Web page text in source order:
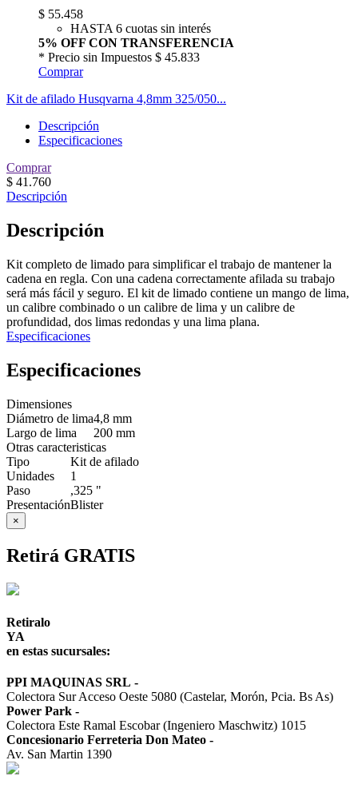
$ 55.458
HASTA 6 cuotas sin interés
5% OFF CON TRANSFERENCIA
* Precio sin Impuestos $ 45.833
Comprar
Kit de afilado Husqvarna 4,8mm 325/050...
Descripción
Especificaciones
Comprar
$ 41.760
Descripción
Descripción
Kit completo de limado para simplificar el trabajo de mantener la
cadena en regla. Con una cadena correctamente afilada su trabajo
será más fácil y seguro. El kit de limado contiene un mango de lima,
un calibre combinado o un calibre de lima y un calibre de
profundidad, dos limas redondas y una lima plana.
Especificaciones
Especificaciones
Dimensiones
Diámetro de lima4,8 mm
Largo de lima
200 mm
Otras caracteristicas
Tipo
Kit de afilado
Unidades
1
Paso
,325 "
PresentaciónBlister
×
Retirá GRATIS
Retiralo
YA
en estas sucursales:
PPI MAQUINAS SRL -
Colectora Sur Acceso Oeste 5080 (Castelar, Morón, Pcia. Bs As)
Power Park -
Colectora Este Ramal Escobar (Ingeniero Maschwitz) 1015
Concesionario Ferreteria Don Mateo -
Av. San Martin 1390